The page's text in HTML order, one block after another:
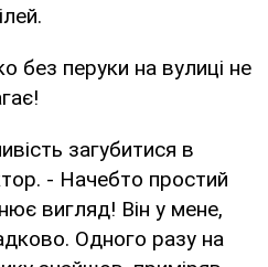
без перуки на вулиці не
загубитися в
- Начебто простий
вигляд! Він у мене,
Одного разу на